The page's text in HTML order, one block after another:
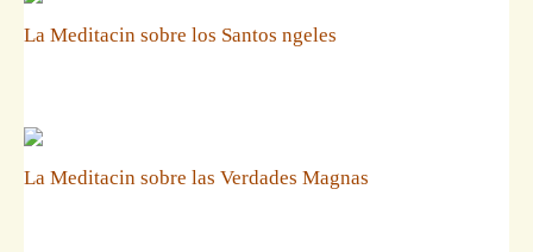
La Meditacin sobre los Santos ngeles
La Meditacin sobre las Verdades Magnas